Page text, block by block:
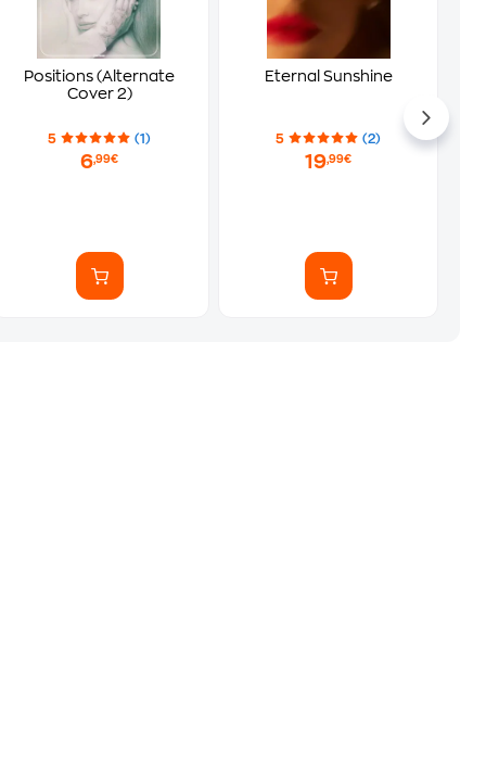
Positions (Alternate
Cover 2)
5 (1)
6,99€
Eternal Sunshine
5 (2)
19,99€